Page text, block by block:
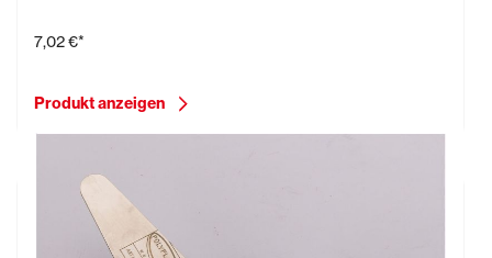
7,02 €*
Produkt anzeigen